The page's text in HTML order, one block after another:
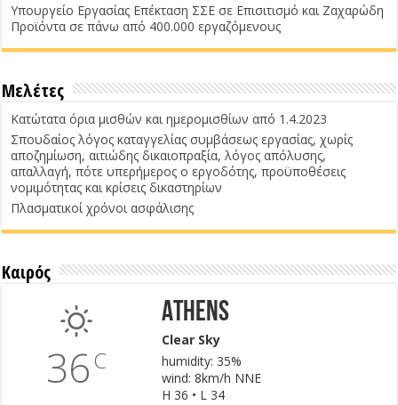
Υπουργείο Εργασίας Επέκταση ΣΣΕ σε Επισιτισμό και Ζαχαρώδη
Προϊόντα σε πάνω από 400.000 εργαζόμενους
Μελέτες
Κατώτατα όρια μισθών και ημερομισθίων από 1.4.2023
Σπουδαίος λόγος καταγγελίας συμβάσεως εργασίας, χωρίς
αποζημίωση, αιτιώδης δικαιοπραξία, λόγος απόλυσης,
απαλλαγή, πότε υπερήμερος ο εργοδότης, προϋποθέσεις
νομιμότητας και κρίσεις δικαστηρίων
Πλασματικοί χρόνοι ασφάλισης
Καιρός
36C
Athens
Clear Sky
humidity: 35%
wind: 8km/h NNE
H 36 • L 34